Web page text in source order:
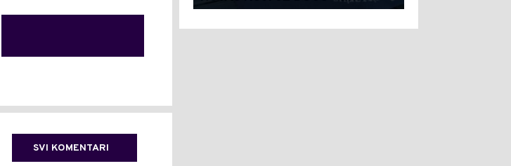
SVI KOMENTARI